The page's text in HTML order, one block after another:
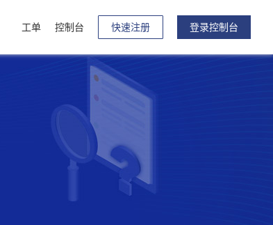
工单 控制台 快速注册 登录控制台